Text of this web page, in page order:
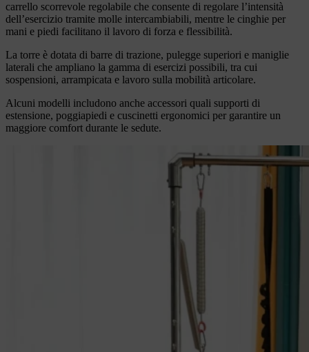
carrello scorrevole regolabile che consente di regolare l’intensità
dell’esercizio tramite molle intercambiabili, mentre le cinghie per
mani e piedi facilitano il lavoro di forza e flessibilità.
La torre è dotata di barre di trazione, pulegge superiori e maniglie
laterali che ampliano la gamma di esercizi possibili, tra cui
sospensioni, arrampicata e lavoro sulla mobilità articolare.
Alcuni modelli includono anche accessori quali supporti di
estensione, poggiapiedi e cuscinetti ergonomici per garantire un
maggiore comfort durante le sedute.